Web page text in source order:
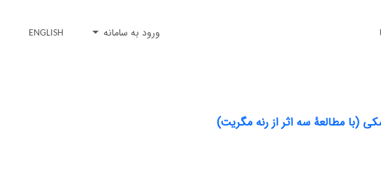
ورود به سامانه ENGLISH
(با مطالعۀ سه اثر از رنه مگریت)